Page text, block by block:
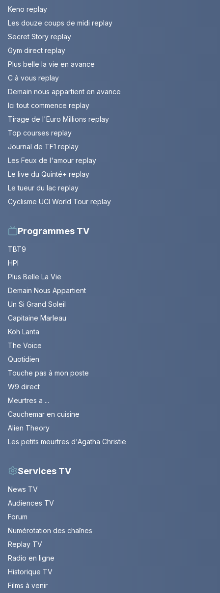
Keno replay
Les douze coups de midi replay
Secret Story replay
Gym direct replay
Plus belle la vie en avance
C à vous replay
Demain nous appartient en avance
Ici tout commence replay
Tirage de l'Euro Millions replay
Top courses replay
Journal de TF1 replay
Les Feux de l'amour replay
Le live du Quinté+ replay
Le tueur du lac replay
Cyclisme UCI World Tour replay
Programmes TV
TBT9
HPI
Plus Belle La Vie
Demain Nous Appartient
Un Si Grand Soleil
Capitaine Marleau
Koh Lanta
The Voice
Quotidien
Touche pas à mon poste
W9 direct
Meurtres a ...
Cauchemar en cuisine
Alien Theory
Les petits meurtres d'Agatha Christie
Services TV
News TV
Audiences TV
Forum
Numérotation des chaînes
Replay TV
Radio en ligne
Historique TV
Films à venir